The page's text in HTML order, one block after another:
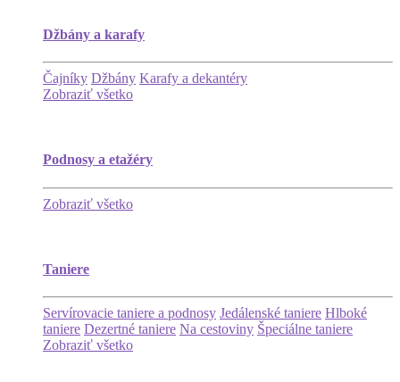
Džbány a karafy
Čajníky Džbány Karafy a dekantéry
Zobraziť všetko
Podnosy a etažéry
Zobraziť všetko
Taniere
Servírovacie taniere a podnosy Jedálenské taniere Hlboké
taniere Dezertné taniere Na cestoviny Špeciálne taniere
Zobraziť všetko